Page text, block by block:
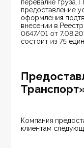
перевалке груза.
предоставление
оформления
внесении в
0647/01 от
состоит из 75
Компания
клиентам